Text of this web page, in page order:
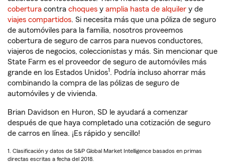
cobertura contra choques y amplia hasta de alquiler y de
viajes compartidos. Si necesita más que una póliza de seguro
de automóviles para la familia, nosotros proveemos
cobertura de seguro de carros para nuevos conductores,
viajeros de negocios, coleccionistas y más. Sin mencionar que
State Farm es el proveedor de seguro de automóviles más
grande en los Estados Unidos1. Podría incluso ahorrar más
combinando la compra de las pólizas de seguro de
automóviles y de vivienda.
Brian Davidson en Huron, SD le ayudará a comenzar
después de que haya completado una cotización de seguro
de carros en línea. ¡Es rápido y sencillo!
1. Clasificación y datos de S&P Global Market Intelligence basados en primas
directas escritas a fecha del 2018.